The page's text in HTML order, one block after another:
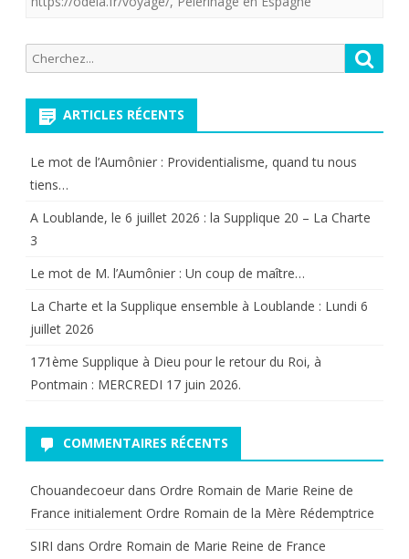
Espagnols
du
24
octobre
au
1
novembre
Recherche
pour:
ARTICLES RÉCENTS
Le mot de l’Aumônier : Providentialisme, quand tu nous
tiens…
A Loublande, le 6 juillet 2026 : la Supplique 20 – La Charte
3
Le mot de M. l’Aumônier : Un coup de maître…
La Charte et la Supplique ensemble à Loublande : Lundi 6
juillet 2026
171ème Supplique à Dieu pour le retour du Roi, à
Pontmain : MERCREDI 17 juin 2026.
COMMENTAIRES RÉCENTS
Chouandecoeur dans Ordre Romain de Marie Reine de
France initialement Ordre Romain de la Mère Rédemptrice
SIRI dans Ordre Romain de Marie Reine de France